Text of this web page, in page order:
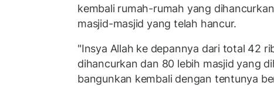
kembali rumah-rumah yang
masjid-masjid yang telah hancur.
"Insya Allah ke depannya dari total 42
dihancurkan dan 80 lebih masjid yang
bangunkan kembali dengan tentunya